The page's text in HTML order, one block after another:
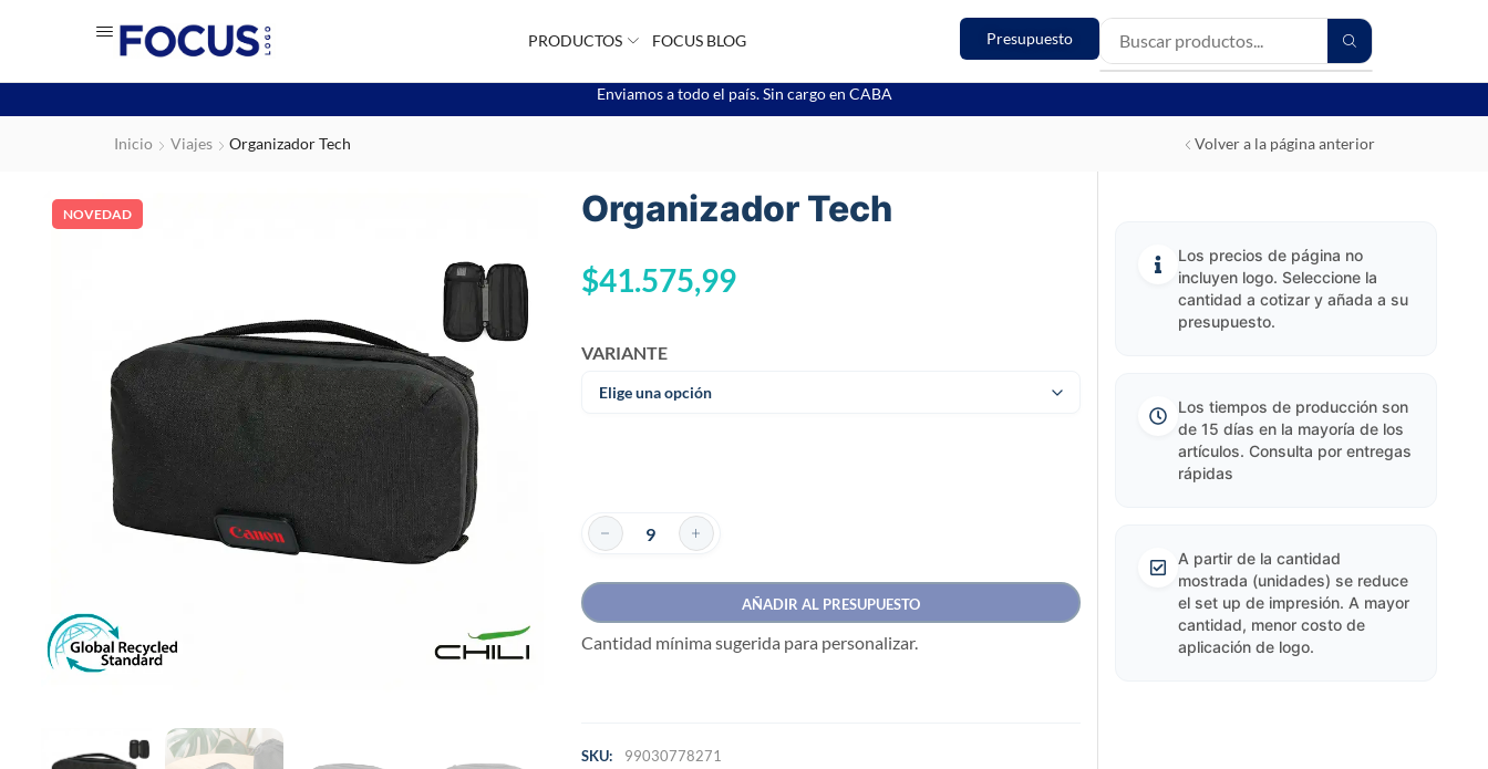
PRODUCTOS FOCUS BLOG Presupuesto
Enviamos a todo el país. Sin cargo en CABA
Inicio Viajes Organizador Tech Volver a la página anterior
NOVEDAD Organizador Tech
$41.575,99
VARIANTE
AÑADIR AL PRESUPUESTO
Cantidad mínima sugerida para personalizar.
SKU:
99030778271
Los precios de página no
incluyen logo. Seleccione la
cantidad a cotizar y añada a su
presupuesto.
Los tiempos de producción son
de 15 días en la mayoría de los
artículos. Consulta por entregas
rápidas
A partir de la cantidad
mostrada (unidades) se reduce
el set up de impresión. A mayor
cantidad, menor costo de
aplicación de logo.